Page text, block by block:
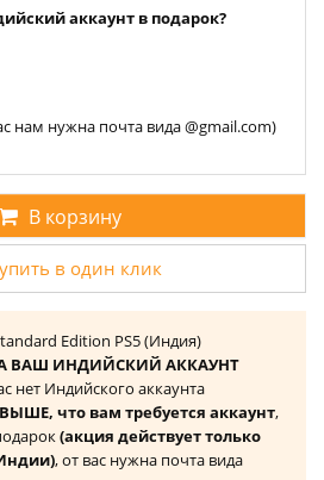
аккаунт в подарок?
нам нужна почта вида @gmail.com)
В корзину
в один клик
Edition PS5 (Индия)
ВАШ ИНДИЙСКИЙ АККАУНТ
нет Индийского аккаунта
что вам требуется аккаунт,
(акция действует только
, от вас нужна почта вида